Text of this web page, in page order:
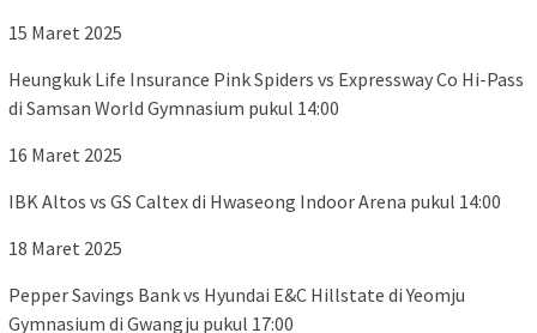
15 Maret 2025
Heungkuk Life Insurance Pink Spiders vs Expressway Co Hi-Pass
di Samsan World Gymnasium pukul 14:00
16 Maret 2025
IBK Altos vs GS Caltex di Hwaseong Indoor Arena pukul 14:00
18 Maret 2025
Pepper Savings Bank vs Hyundai E&C Hillstate di Yeomju
Gymnasium di Gwangju pukul 17:00